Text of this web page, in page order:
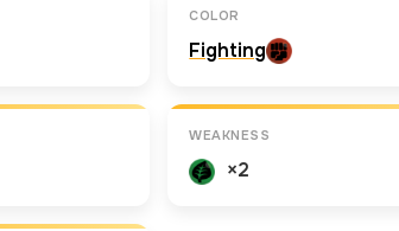
COLOR
Fighting
WEAKNESS
×2